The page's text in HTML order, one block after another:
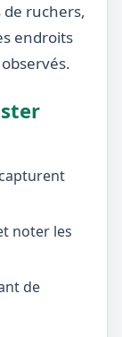
de ruchers,
endroits
noter les
de